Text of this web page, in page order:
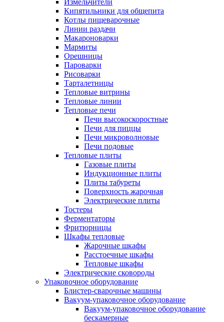
Кипятильники для общепита
Котлы пищеварочные
Линии раздачи
Макароноварки
Мармиты
Орешницы
Пароварки
Рисоварки
Тарталетницы
Тепловые витрины
Тепловые линии
Тепловые печи
Печи высокоскоростные
Печи для пиццы
Печи микроволновые
Печи подовые
Тепловые плиты
Газовые плиты
Индукционные плиты
Плиты табуреты
Поверхность жарочная
Электрические плиты
Тостеры
Ферментаторы
Фритюрницы
Шкафы тепловые
Жарочные шкафы
Расстоечные шкафы
Тепловые шкафы
Электрические сковороды
Упаковочное оборудование
Блистер-сварочные машины
Вакуум-упаковочное оборудование
Вакуум-упаковочное оборудование
беcкамерные